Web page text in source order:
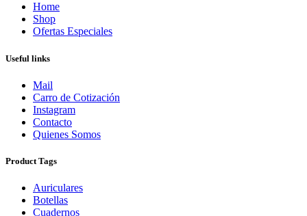
Home
Shop
Ofertas Especiales
Useful links
Mail
Carro de Cotización
Instagram
Contacto
Quienes Somos
Product Tags
Auriculares
Botellas
Cuadernos